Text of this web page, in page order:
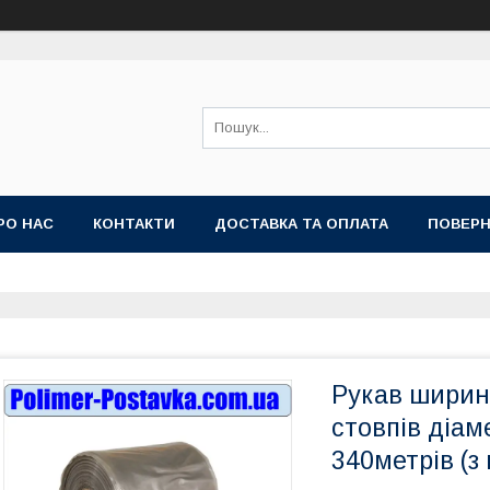
НАС КОНТАКТИ ДОСТАВКА ТА ОПЛАТА
Рукав
стовпів
340метрів (з